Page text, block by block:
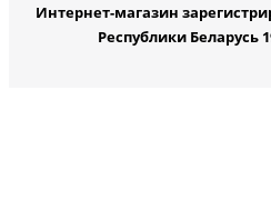
Интернет-магазин
Республики Беларусь